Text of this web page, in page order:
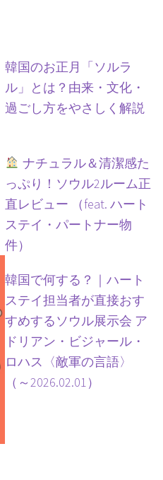
韓国のお正月「ソルラ
ル」とは？由来・文化・
過ごし方をやさしく解説
ナチュラル＆清潔感た
っぷり！ソウル2ルーム正
直レビュー （feat. ハート
ステイ・パートナー物
件）
韓国で何する？｜ハート
ステイ担当者が直接おす
すめするソウル展示会 ア
ドリアン・ビジャール・
ロハス〈敵軍の言語〉
（～2026.02.01）